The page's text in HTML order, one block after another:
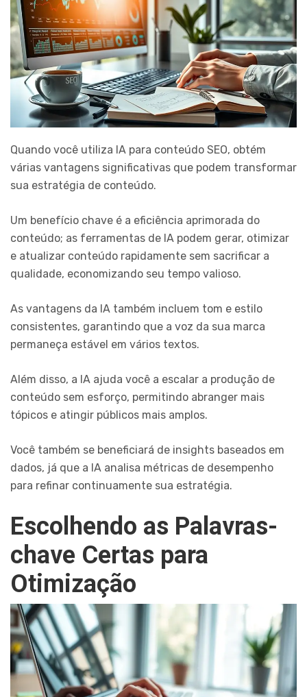
Quando você utiliza IA para conteúdo SEO, obtém
várias vantagens significativas que podem transformar
sua estratégia de conteúdo.
Um benefício chave é a eficiência aprimorada do
conteúdo; as ferramentas de IA podem gerar, otimizar
e atualizar conteúdo rapidamente sem sacrificar a
qualidade, economizando seu tempo valioso.
As vantagens da IA também incluem tom e estilo
consistentes, garantindo que a voz da sua marca
permaneça estável em vários textos.
Além disso, a IA ajuda você a escalar a produção de
conteúdo sem esforço, permitindo abranger mais
tópicos e atingir públicos mais amplos.
Você também se beneficiará de insights baseados em
dados, já que a IA analisa métricas de desempenho
para refinar continuamente sua estratégia.
Escolhendo as Palavras-
chave Certas para
Otimização